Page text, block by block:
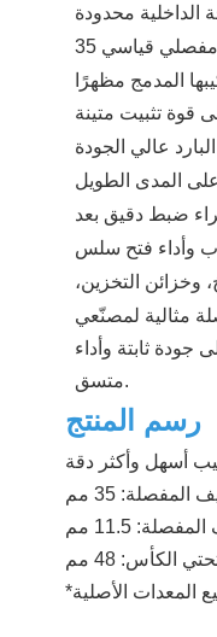
صُممت هذه المفصلة بكوب مفصلي قياسي 35
المدمج مظهرًا
عالي الجودة
ضبط دقيق بعد
وخزائن التخزين،
مثالية لمصنّعي
جودة ثابتة وأداء
متسق.
رسم المنتج
35 مم
11.5 مم
الكأس: 48 مم